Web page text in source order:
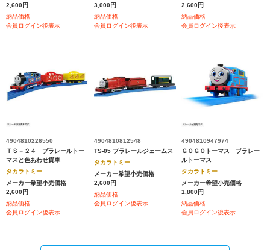
2,600円
納品価格
会員ログイン後表示
3,000円
納品価格
会員ログイン後表示
2,600円
納品価格
会員ログイン後表示
4904810226550
ＴＳ－２４ プラレールトー
マスと色あわせ貨車
タカラトミー
メーカー希望小売価格
2,600円
納品価格
会員ログイン後表示
4904810812548
TS-05 プラレールジェームス
タカラトミー
メーカー希望小売価格
2,600円
納品価格
会員ログイン後表示
4904810947974
ＧＯＧＯトーマス プラレー
ルトーマス
タカラトミー
メーカー希望小売価格
1,800円
納品価格
会員ログイン後表示